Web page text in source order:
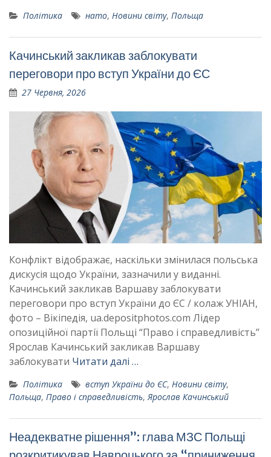
Політика нато, Новини світу, Польща
Качинський закликав заблокувати
переговори про вступ України до ЄС
27 Червня, 2026
Конфлікт відображає, наскільки змінилася польська
дискусія щодо України, зазначили у виданні.
Качинський закликав Варшаву заблокувати
переговори про вступ України до ЄС / колаж УНІАН,
фото – Вікіпедія, ua.depositphotos.com Лідер
опозиційної партії Польщі “Право і справедливість”
Ярослав Качинський закликав Варшаву
заблокувати Читати далі …
Політика вступ України до ЄС, Новини світу,
Польща, Право і справедливість,Ярослав Качинський
Неадекватне рішення”: глава МЗС Польщі